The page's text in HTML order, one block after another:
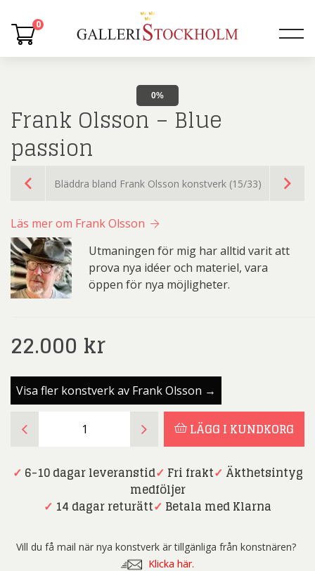
0
0%
Frank Olsson – Blue
passion
Bläddra bland Frank Olsson konstverk (15/33)
Läs mer om Frank Olsson
Utmaningen för mig har alltid varit att
prova nya idéer och materiel, vara
öppen för nya möjligheter.
22.000 kr
Visa fler konstverk av Frank Olsson →
Olsson
Blue
mängd
LÄGG I KUNDKORG
✓ 6-10 dagar leveranstid✓ Fri frakt✓ Äkthetsintyg
medföljer
✓ 14 dagar returätt✓ Betala med Klarna
Vill du få mail när nya konstverk är tillgänliga från konstnären?
Klicka här.